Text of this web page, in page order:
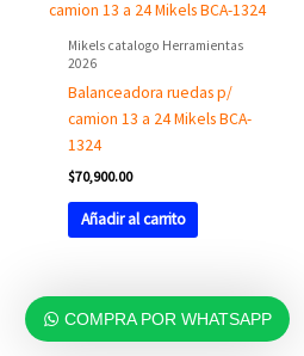
COMPRA POR WHATSAPP
Mikels catalogo Herramientas
2026
Balanceadora ruedas p/
camion 13 a 24 Mikels BCA-
1324
$70,900.00
Añadir al carrito